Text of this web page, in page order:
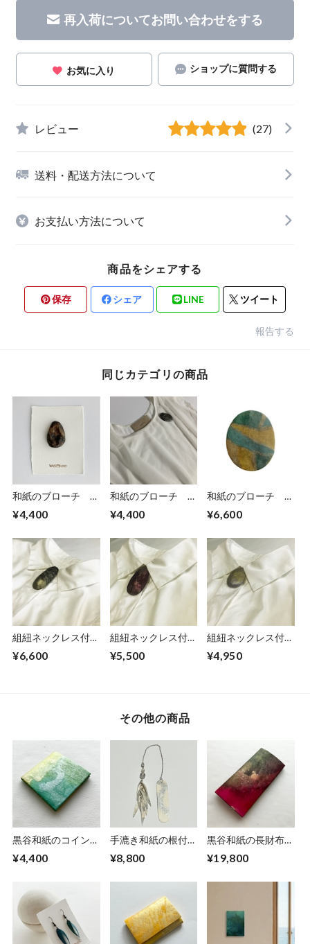
再入荷についてお問い合わせをする
お気に入り ショップに質問する
レビュー (27)
送料・配送方法について
お支払い方法について
商品をシェアする
保存 シェア LINE ツイート
報告する
同じカテゴリの商品
和紙のブローチ
¥4,400
和紙のブローチ
¥4,400
和紙のブローチ
¥6,600
組紐ネックレス付和
No.5429
¥6,600
組紐ネックレス付和
No.5423
¥5,500
組紐ネックレス付和
No.5424
¥4,950
その他の商品
黒谷和紙のコインケ
¥4,400
手漉き和紙の根付
¥8,800
黒谷和紙の長財布
¥19,800